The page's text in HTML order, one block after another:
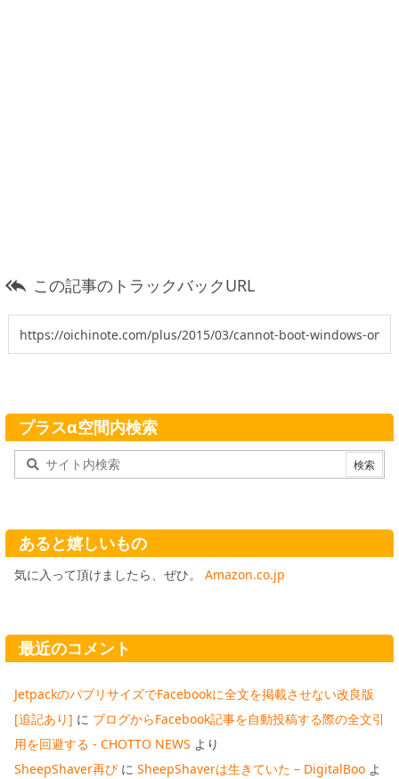
 この記事のトラックバックURL
プラスα空間内検索
あると嬉しいもの
気に入って頂けましたら、ぜひ。 Amazon.co.jp
最近のコメント
JetpackのパブリサイズでFacebookに全文を掲載させない改良版
[追記あり] に ブログからFacebook記事を自動投稿する際の全文引
用を回避する - CHOTTO NEWS より
SheepShaver再び に SheepShaverは生きていた – DigitalBoo よ